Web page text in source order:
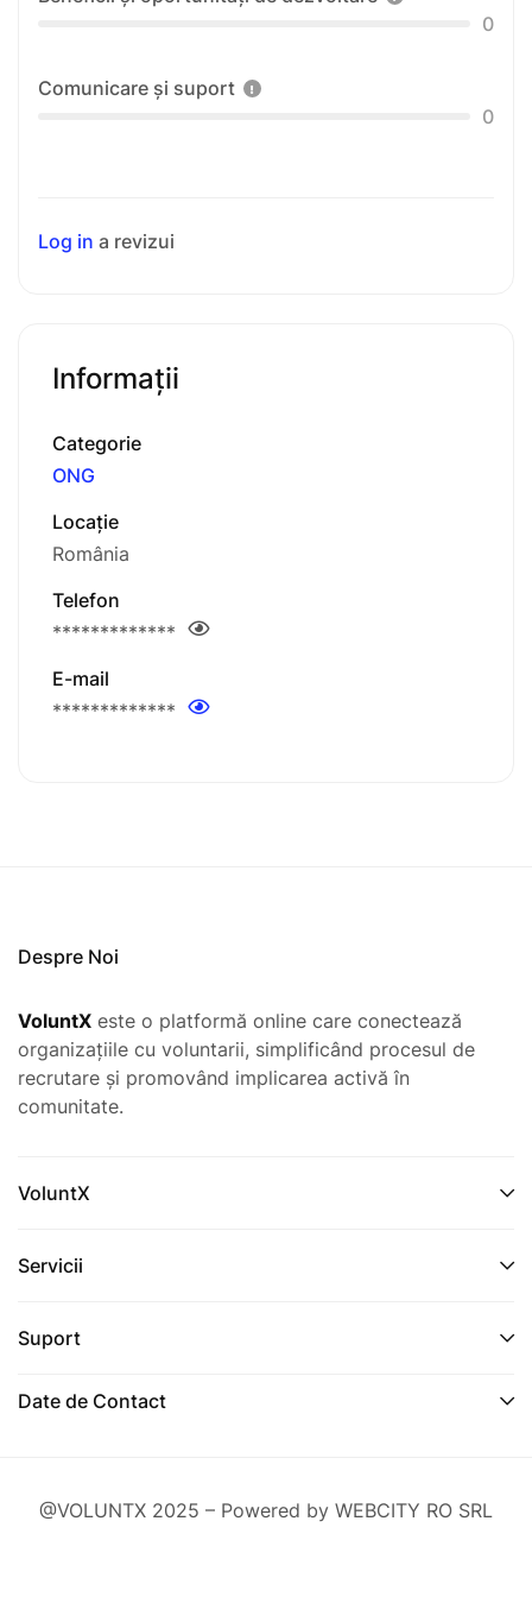
0
Comunicare și suport
0
Log in a revizui
Informaţii
Categorie
ONG
Locaţie
România
Telefon
*************
E-mail
*************
Despre Noi
VoluntX este o platformă online care conectează
organizațiile cu voluntarii, simplificând procesul de
recrutare și promovând implicarea activă în
comunitate.
VoluntX
Servicii
Suport
Date de Contact
@VOLUNTX 2025 – Powered by WEBCITY RO SRL